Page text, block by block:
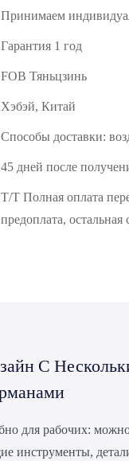
Принимаем
Гарантия 1 год
FOB Тяньцзинь
Хэбэй, Китай
Способы доставки:
45 дней после
T/T Полная оплата
предоплата,
С
для рабочих:
инструменты,